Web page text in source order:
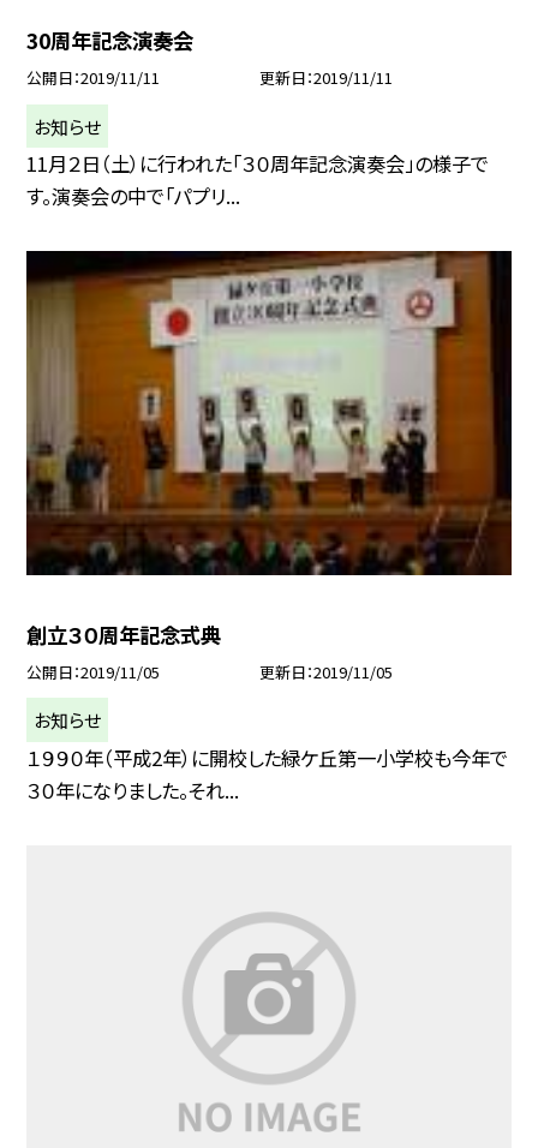
30周年記念演奏会
公開日 2019/11/11 更新日 2019/11/11
お知らせ
11月２日（土）に行われた「３０周年記念演奏会」の様子で
す。演奏会の中で「パプリ...
創立３０周年記念式典
公開日 2019/11/05 更新日 2019/11/05
お知らせ
１９９０年（平成2年）に開校した緑ケ丘第一小学校も今年で
３０年になりました。それ...